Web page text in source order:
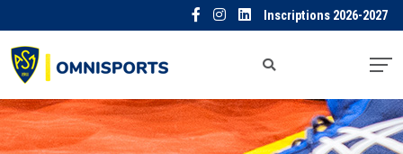
Inscriptions 2026-2027